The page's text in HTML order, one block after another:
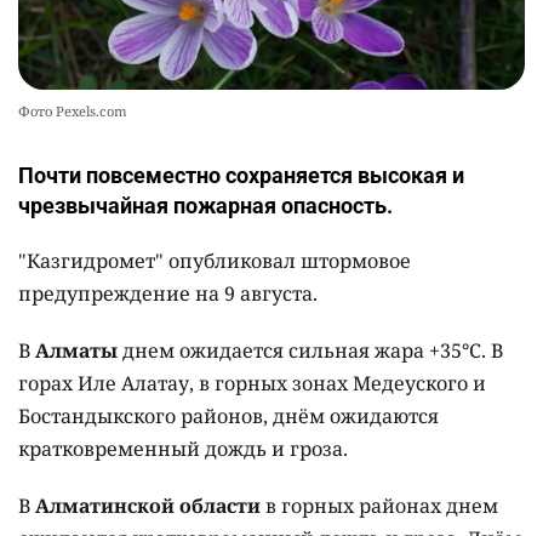
Фото Pexels.com
Почти повсеместно сохраняется высокая и
чрезвычайная пожарная опасность.
"Казгидромет" опубликовал штормовое
предупреждение на 9 августа.
ВАлматыднем ожидается сильная жара +35°C. В
горах Иле Алатау, в горных зонах Медеуского и
Бостандыкского районов, днём ожидаются
кратковременный дождь и гроза.
ВАлматинской областив горных районах днем